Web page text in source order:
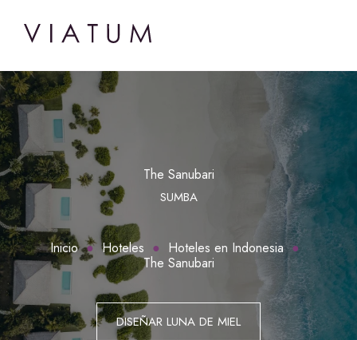
The Sanubari
SUMBA
Inicio Hoteles
Hoteles en Indonesia
The Sanubari
DISEÑAR LUNA DE MIEL